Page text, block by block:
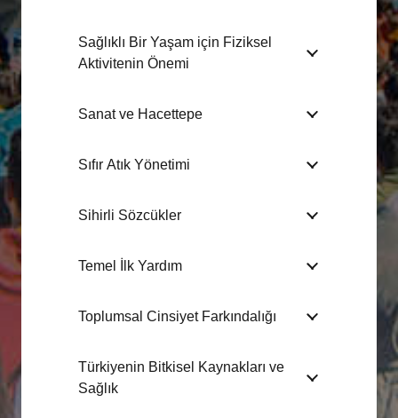
Sağlıklı Bir Yaşam için Fiziksel
Aktivitenin Önemi
Sanat ve Hacettepe
Sıfır Atık Yönetimi
Sihirli Sözcükler
Temel İlk Yardım
Toplumsal Cinsiyet Farkındalığı
Türkiyenin Bitkisel Kaynakları ve
Sağlık